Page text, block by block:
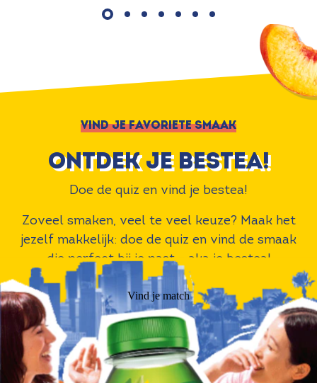
VIND JE FAVORIETE SMAAK
Ontdek je bestea!
Doe de quiz en vind je bestea!
Zoveel smaken, veel te veel keuze? Maak het
jezelf makkelijk: doe de quiz en vind de smaak
die perfect bij je past – aka je bestea!
Vind je match